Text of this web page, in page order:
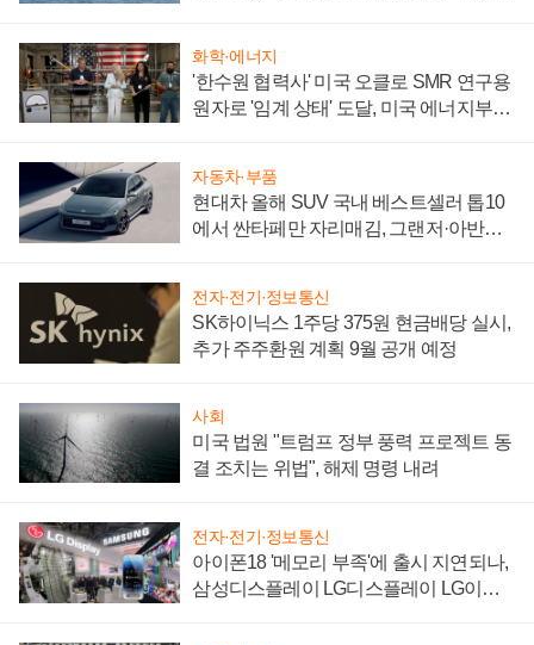
화학·에너지
'한수원 협력사' 미국 오클로 SMR 연구용
원자로 '임계 상태' 도달, 미국 에너지부
자동차·부품
현대차 올해 SUV 국내 베스트셀러 톱10
에서 싼타페만 자리매김, 그랜저·아반떼
전자·전기·정보통신
SK하이닉스 1주당 375원 현금배당 실시,
추가 주주환원 계획 9월 공개 예정
사회
미국 법원 "트럼프 정부 풍력 프로젝트 동
결 조치는 위법", 해제 명령 내려
전자·전기·정보통신
아이폰18 '메모리 부족'에 출시 지연되나,
삼성디스플레이 LG디스플레이 LG이노